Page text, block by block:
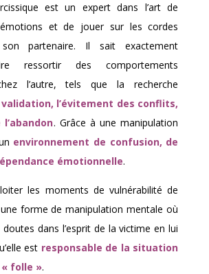
est un expert dans l’art de
et de jouer sur les cordes
partenaire. Il sait exactement
ressortir des comportements
l’autre, tels que la recherche
l’évitement des conflits,
. Grâce à une manipulation
environnement de confusion, de
émotionnelle.
les moments de vulnérabilité de
forme de manipulation mentale où
dans l’esprit de la victime en lui
est responsable de la situation
« folle ».